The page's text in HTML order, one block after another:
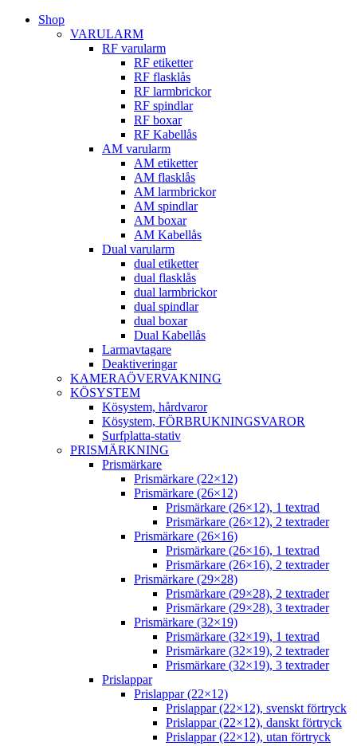
Shop
VARULARM
RF varularm
RF etiketter
RF flasklås
RF larmbrickor
RF spindlar
RF boxar
RF Kabellås
AM varularm
AM etiketter
AM flasklås
AM larmbrickor
AM spindlar
AM boxar
AM Kabellås
Dual varularm
dual etiketter
dual flasklås
dual larmbrickor
dual spindlar
dual boxar
Dual Kabellås
Larmavtagare
Deaktiveringar
KAMERAÖVERVAKNING
KÖSYSTEM
Kösystem, hårdvaror
Kösystem, FÖRBRUKNINGSVAROR
Surfplatta-stativ
PRISMÄRKNING
Prismärkare
Prismärkare (22×12)
Prismärkare (26×12)
Prismärkare (26×12), 1 textrad
Prismärkare (26×12), 2 textrader
Prismärkare (26×16)
Prismärkare (26×16), 1 textrad
Prismärkare (26×16), 2 textrader
Prismärkare (29×28)
Prismärkare (29×28), 2 textrader
Prismärkare (29×28), 3 textrader
Prismärkare (32×19)
Prismärkare (32×19), 1 textrad
Prismärkare (32×19), 2 textrader
Prismärkare (32×19), 3 textrader
Prislappar
Prislappar (22×12)
Prislappar (22×12), svenskt förtryck
Prislappar (22×12), danskt förtryck
Prislappar (22×12), utan förtryck